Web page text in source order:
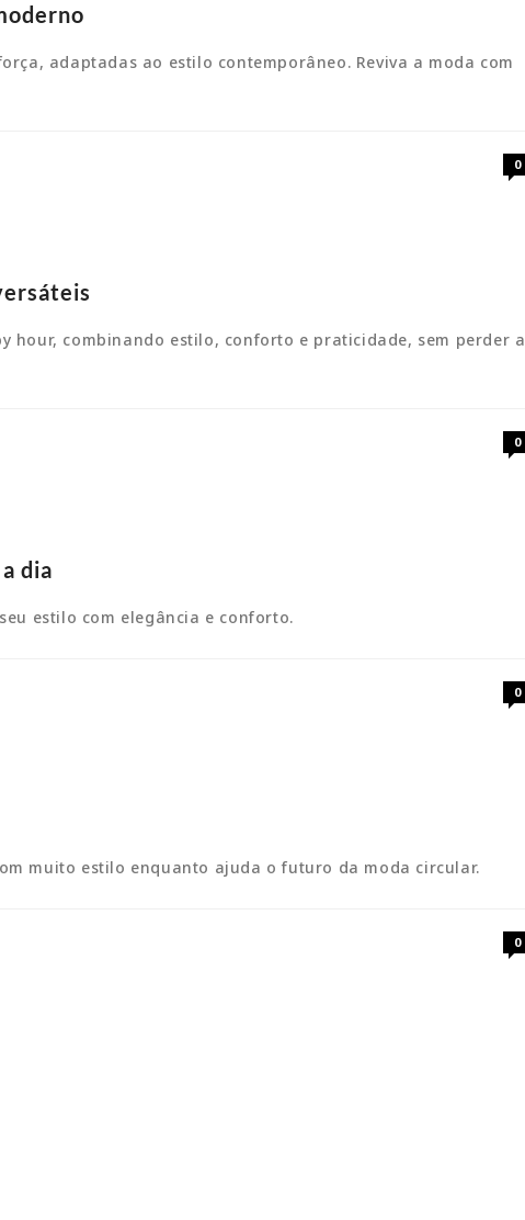
adaptadas ao estilo contemporâneo. Reviva a moda com
0
combinando estilo, conforto e praticidade, sem perder a
0
dia
estilo com elegância e conforto.
0
muito estilo enquanto ajuda o futuro da moda circular.
0